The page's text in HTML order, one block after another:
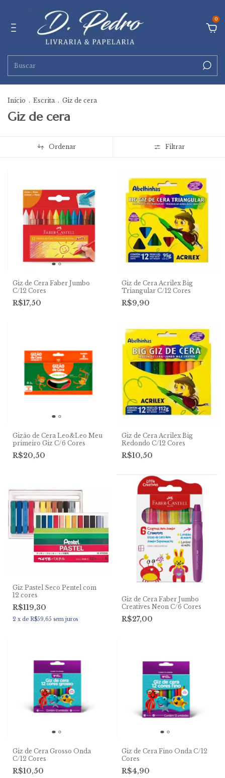
0
Início . Escrita . Giz de cera
Giz de cera
Ordenar Filtrar
Giz de Cera Faber Jumbo
C/12 Cores
R$17,50
Giz de Cera Acrilex Big
Triangular C/12 Cores
R$9,90
Gizão de Cera Leo&Leo Meu
primeiro Giz C/6 Cores
R$20,50
Giz de Cera Acrilex Big
Redondo C/12 Cores
R$10,50
Giz Pastel Seco Pentel com
12 cores
R$119,30
2 x de R$59,65 sem juros
Giz de Cera Faber Jumbo
Creatives Neon C/6 Cores
R$27,00
Giz de Cera Grosso Onda
C/12 Cores
R$10,50
Giz de Cera Fino Onda C/12
Cores
R$4,90